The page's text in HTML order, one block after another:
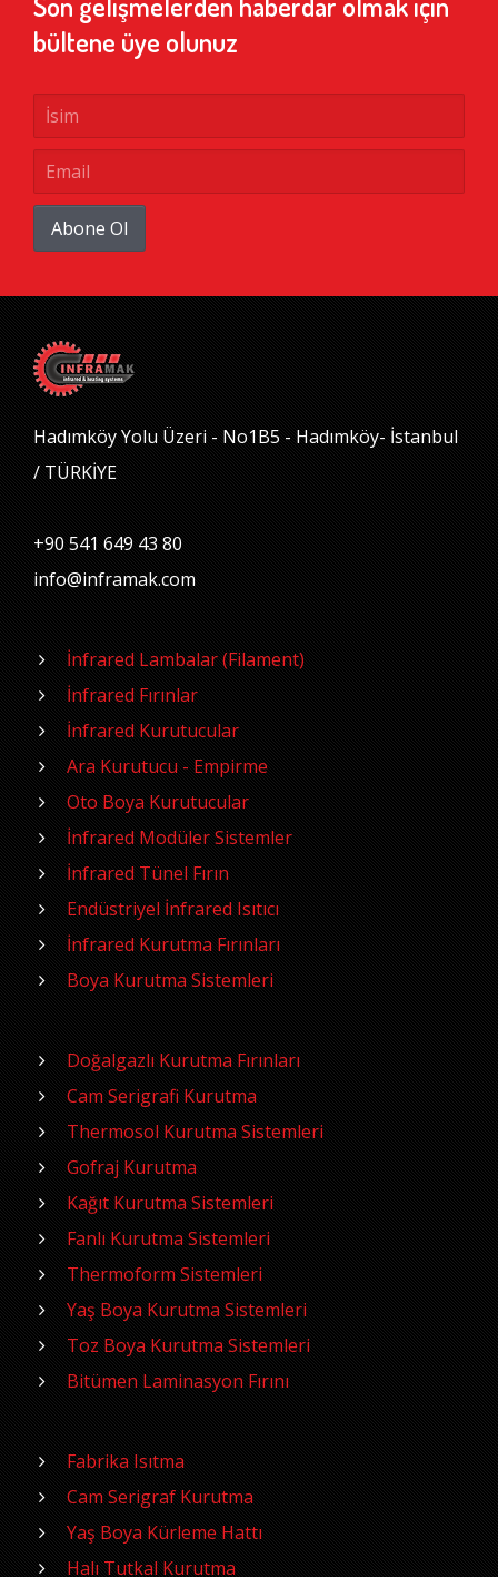
bültene üye olunuz
Abone Ol
Hadımköy Yolu Üzeri - No1B5 - Hadımköy- İstanbul
/ TÜRKİYE
+90 541 649 43 80
info@inframak.com
İnfrared Lambalar (Filament)
İnfrared Fırınlar
İnfrared Kurutucular
Ara Kurutucu - Empirme
Oto Boya Kurutucular
İnfrared Modüler Sistemler
İnfrared Tünel Fırın
Endüstriyel İnfrared Isıtıcı
İnfrared Kurutma Fırınları
Boya Kurutma Sistemleri
Doğalgazlı Kurutma Fırınları
Cam Serigrafi Kurutma
Thermosol Kurutma Sistemleri
Gofraj Kurutma
Kağıt Kurutma Sistemleri
Fanlı Kurutma Sistemleri
Thermoform Sistemleri
Yaş Boya Kurutma Sistemleri
Toz Boya Kurutma Sistemleri
Bitümen Laminasyon Fırını
Fabrika Isıtma
Cam Serigraf Kurutma
Yaş Boya Kürleme Hattı
Halı Tutkal Kurutma